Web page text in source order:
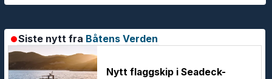
Siste nytt fra Båtens Verden
Nytt flaggskip i Seadeck-